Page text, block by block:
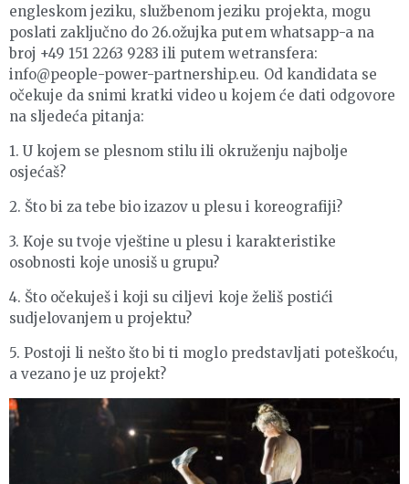
engleskom jeziku, službenom jeziku projekta, mogu
poslati zaključno do 26.ožujka putem whatsapp-a na
broj +49 151 2263 9283 ili putem wetransfera:
info@people-power-partnership.eu. Od kandidata se
očekuje da snimi kratki video u kojem će dati odgovore
na sljedeća pitanja:
1. U kojem se plesnom stilu ili okruženju najbolje
osjećaš?
2. Što bi za tebe bio izazov u plesu i koreografiji?
3. Koje su tvoje vještine u plesu i karakteristike
osobnosti koje unosiš u grupu?
4. Što očekuješ i koji su ciljevi koje želiš postići
sudjelovanjem u projektu?
5. Postoji li nešto što bi ti moglo predstavljati poteškoću,
a vezano je uz projekt?